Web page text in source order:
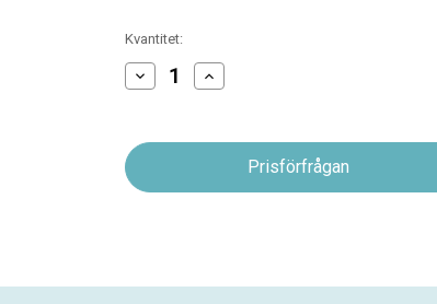
Nuvarande
lager:
Kvantitet:
Minska
antalet
Öka
antalet